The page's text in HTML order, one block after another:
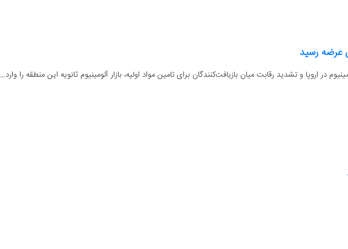
عرضه رسید
در اروپا و تشدید رقابت میان بازیافت‌کنندگان برای تامین مواد اولیه، بازار آلومینیوم ثانویه این منطقه را وارد...